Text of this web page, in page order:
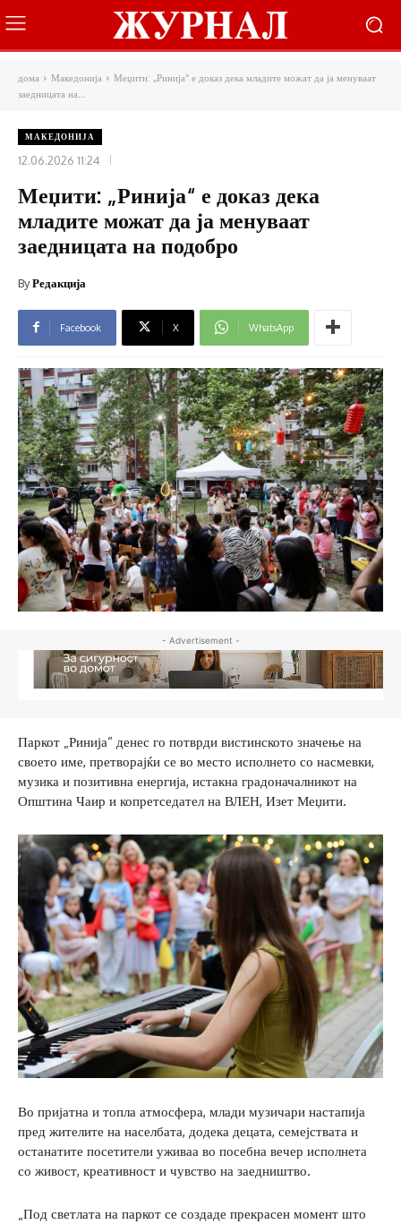
дома Македонија
Меџити: „Ринија“ е доказ дека младите можат да ја менуваат
заедницата на...
МАКЕДОНИЈА
12.06.2026 11:24
Меџити: „Ринија“ е доказ дека
младите можат да ја менуваат
заедницата на подобро
ByРедакција
Facebook X WhatsApp
- Advertisement -
Паркот „Ринија“ денес го потврди вистинското значење на
своето име, претворајќи се во место исполнето со насмевки,
музика и позитивна енергија, истакна градоначалникот на
Општина Чаир и копретседател на ВЛЕН, Изет Меџити.
Во пријатна и топла атмосфера, млади музичари настапија
пред жителите на населбата, додека децата, семејствата и
останатите посетители уживаа во посебна вечер исполнета
со живост, креативност и чувство на заедништво.
„Под светлата на паркот се создаде прекрасен момент што